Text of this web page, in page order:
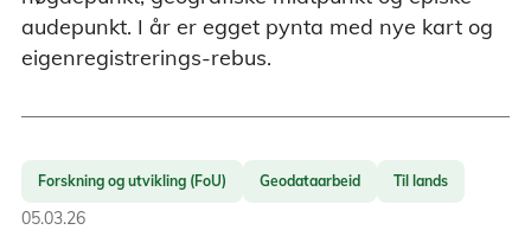
audepunkt. I år er egget pynta med nye kart og
eigenregistrerings-rebus.
Forskning og utvikling (FoU) Geodataarbeid Til lands
05.03.26